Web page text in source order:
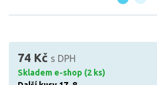
74 Kč s DPH
Skladem e-shop (2 ks)